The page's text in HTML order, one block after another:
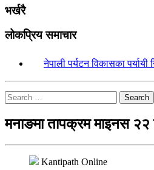
भर्खरै
लोकप्रिय समाचार
नेपाली पर्यटन विकासका पर्यायी
Search
मनाङमा तापक्रम माइनस २२
Kantipath Online